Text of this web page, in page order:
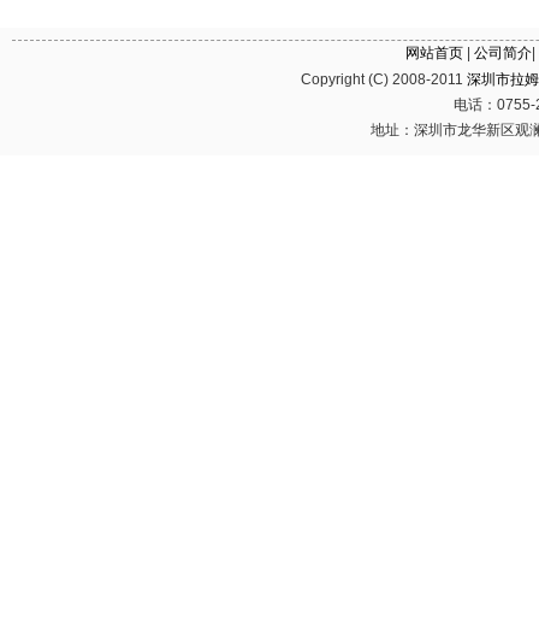
网站首页 公司简介
Copyright (C) 2008-2011 深圳市拉
电话：
地址：深圳市龙华新区观